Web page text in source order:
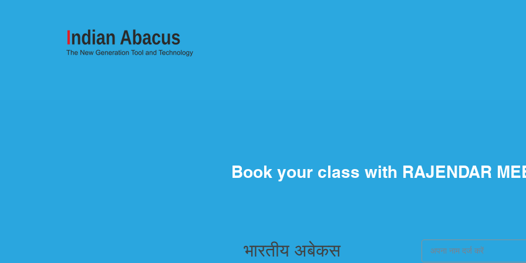
Book your class with RAJENDAR
भारतीय अबेकस